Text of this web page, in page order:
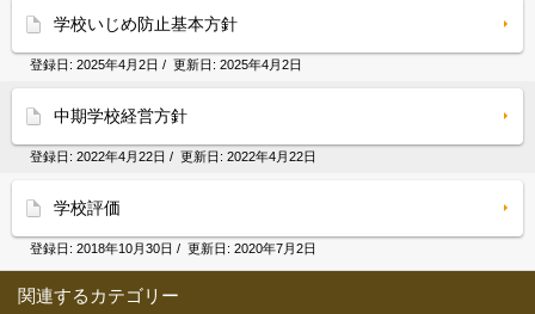
学校いじめ防止基本方針
登録日: 2025年4月2日 / 更新日: 2025年4月2日
中期学校経営方針
登録日: 2022年4月22日 / 更新日: 2022年4月22日
学校評価
登録日: 2018年10月30日 / 更新日: 2020年7月2日
関連するカテゴリー